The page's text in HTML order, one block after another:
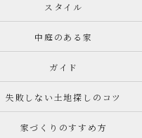
スタイル
中庭のある家
ガイド
失敗しない土地探しのコツ
家づくりのすすめ方